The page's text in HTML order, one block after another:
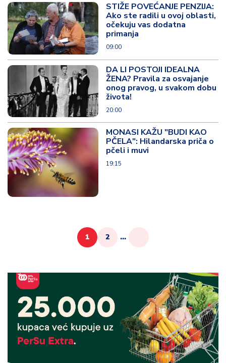
STIŽE POVEĆANJE PENZIJA:
Ako ste radili u ovoj oblasti,
očekuju vas dodatna
primanja
09:00
DA LI POSTOJI IDEALNA
ŽENA? Pravila za osvajanje
onog pravog, u svakom dobu
života!
20:00
MONASI KAŽU "BUDI KAO
PČELA": Hilandarska priča o
pčeli i muvi
19:15
1 2 ...